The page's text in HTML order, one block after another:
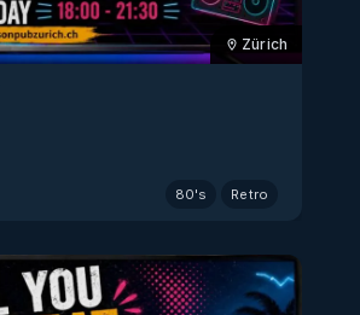
Zürich
80's Retro